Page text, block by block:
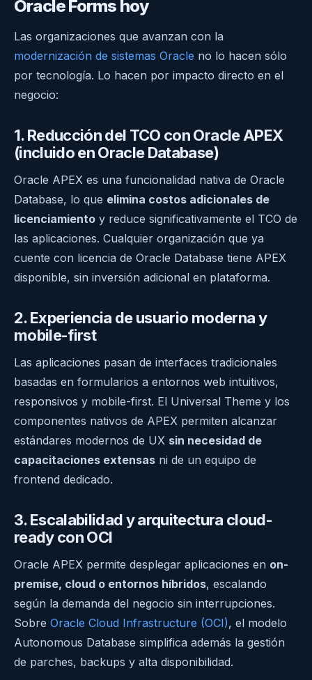
Oracle Forms hoy
Las organizaciones que avanzan con la
modernización de sistemas Oracle no lo hacen sólo
por tecnología. Lo hacen por impacto directo en el
negocio:
1. Reducción del TCO con Oracle APEX
(incluido en Oracle Database)
Oracle APEX es una funcionalidad nativa de Oracle
Database, lo que elimina costos adicionales de
licenciamiento y reduce significativamente el TCO de
las aplicaciones. Cualquier organización que ya
cuente con licencia de Oracle Database tiene APEX
disponible, sin inversión adicional en plataforma.
2. Experiencia de usuario moderna y
mobile-first
Las aplicaciones pasan de interfaces tradicionales
basadas en formularios a entornos web intuitivos,
responsivos y mobile-first. El Universal Theme y los
componentes nativos de APEX permiten alcanzar
estándares modernos de UX sin necesidad de
capacitaciones extensas ni de un equipo de
frontend dedicado.
3. Escalabilidad y arquitectura cloud-
ready con OCI
Oracle APEX permite desplegar aplicaciones en on-
premise, cloud o entornos híbridos, escalando
según la demanda del negocio sin interrupciones.
Sobre Oracle Cloud Infrastructure (OCI), el modelo
Autonomous Database simplifica además la gestión
de parches, backups y alta disponibilidad.